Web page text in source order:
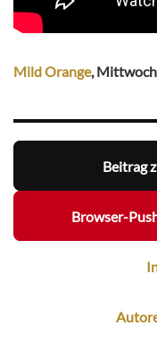
Mild Orange,
Beitrag
Browser-